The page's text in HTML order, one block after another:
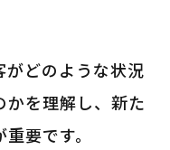
がどのような状況
かを理解し、新た
要です。